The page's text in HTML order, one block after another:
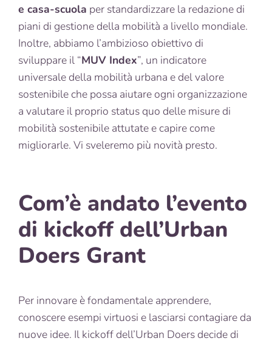
e casa-scuola per standardizzare la redazione di
piani di gestione della mobilità a livello mondiale.
Inoltre, abbiamo l’ambizioso obiettivo di
sviluppare il “MUV Index”, un indicatore
universale della mobilità urbana e del valore
sostenibile che possa aiutare ogni organizzazione
a valutare il proprio status quo delle misure di
mobilità sostenibile attutate e capire come
migliorarle. Vi sveleremo più novità presto.
Com’è andato l’evento
di kickoff dell’Urban
Doers Grant
Per innovare è fondamentale apprendere,
conoscere esempi virtuosi e lasciarsi contagiare da
nuove idee. Il kickoff dell’Urban Doers decide di